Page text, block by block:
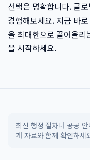
선택은 명확합니다. 글
경험해보세요. 지금 바
을 최대한으로 끌어올리
을 시작하세요.
최신 행정 절차나 공공
개 자료와 함께 확인하세